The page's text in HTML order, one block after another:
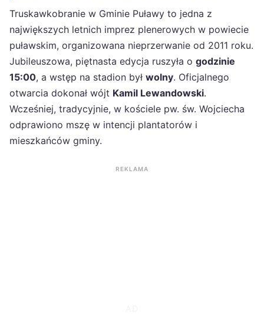
Truskawkobranie w Gminie Puławy to jedna z
największych letnich imprez plenerowych w powiecie
puławskim, organizowana nieprzerwanie od 2011 roku.
Jubileuszowa, piętnasta edycja ruszyła o godzinie
15:00, a wstęp na stadion był wolny. Oficjalnego
otwarcia dokonał wójt Kamil Lewandowski.
Wcześniej, tradycyjnie, w kościele pw. św. Wojciecha
odprawiono mszę w intencji plantatorów i
mieszkańców gminy.
REKLAMA